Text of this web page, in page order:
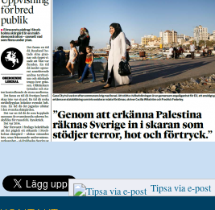
Tipsa via e-post